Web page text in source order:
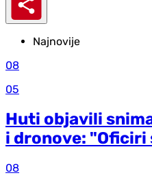
Najnovije
08
05
Huti objavili
i dronove:
08